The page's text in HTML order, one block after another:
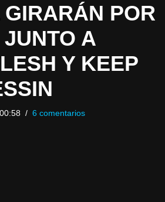
POR
A
Y KEEP
6 comentarios